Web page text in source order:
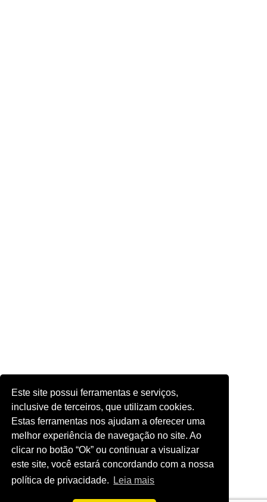
Este site possui ferramentas e serviços,
inclusive de terceiros, que utilizam cookies.
Estas ferramentas nos ajudam a oferecer uma
melhor experiência de navegação no site. Ao
clicar no botão “Ok” ou continuar a visualizar
este site, você estará concordando com a nossa
política de privacidade.
Leia mais